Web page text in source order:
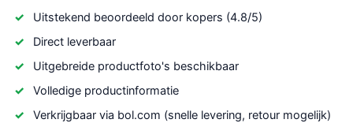
Uitstekend beoordeeld door kopers (4.8/5)
Direct leverbaar
Uitgebreide productfoto's beschikbaar
Volledige productinformatie
Verkrijgbaar via bol.com (snelle levering, retour mogelijk)